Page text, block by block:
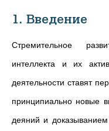
1. Введение
Стремительное
интеллекта и их
деятельности ставят
принципиально новые
деяний и